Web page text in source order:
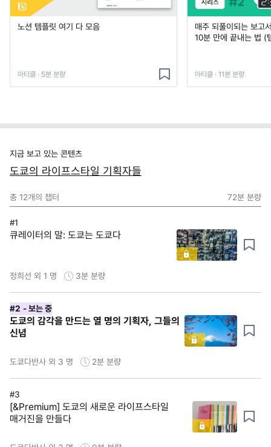
노션 템플릿 여기 다 모음
아티클 · 5분 분량
매주 되풀이되는 보고
10분 만에 끝내는 법 (
아티클 · 11분 분량
지금 보고 있는 콘텐츠
도쿄의 라이프스타일 기획자들
총 12개의 챕터 72분 분량
#1
큐레이터의 말: 도쿄는 도쿄다
정희선 외 1 명 3분 분량
#2 - 보는 중
도쿄의 감각을 만드는 열 명의 기획자, 그들의
신념
도쿄다반사 외 3 명 2분 분량
#3
[&Premium] 도쿄의 새로운 라이프스타일
매거진을 만들다